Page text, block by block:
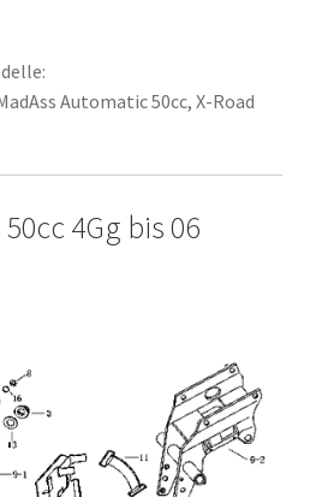
Automatic 50cc, X-Road
4Gg bis 06